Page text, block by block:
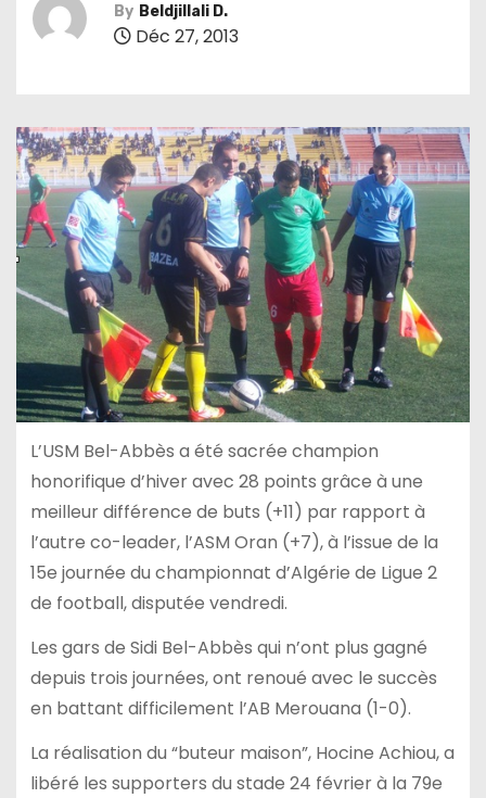
By Beldjillali D.
Déc 27, 2013
L’USM Bel-Abbès a été sacrée champion
honorifique d’hiver avec 28 points grâce à une
meilleur différence de buts (+11) par rapport à
l’autre co-leader, l’ASM Oran (+7), à l’issue de la
15e journée du championnat d’Algérie de Ligue 2
de football, disputée vendredi.
Les gars de Sidi Bel-Abbès qui n’ont plus gagné
depuis trois journées, ont renoué avec le succès
en battant difficilement l’AB Merouana (1-0).
La réalisation du “buteur maison”, Hocine Achiou, a
libéré les supporters du stade 24 février à la 79e